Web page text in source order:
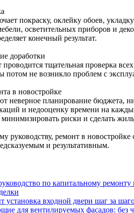
покраску, оклейку обоев,
осветительных приборов и
конечный результат.
доработки
проводится тщательная проверка
потом не возникло проблем с
в новостройке
неверное планирование бюджета,
и недооценку времени на
минимизировать риски и сделать
руководству, ремонт в новостройке
и результативным.
по капитальному
установка входной двери шаг за
для вентилируемых фасадов: без